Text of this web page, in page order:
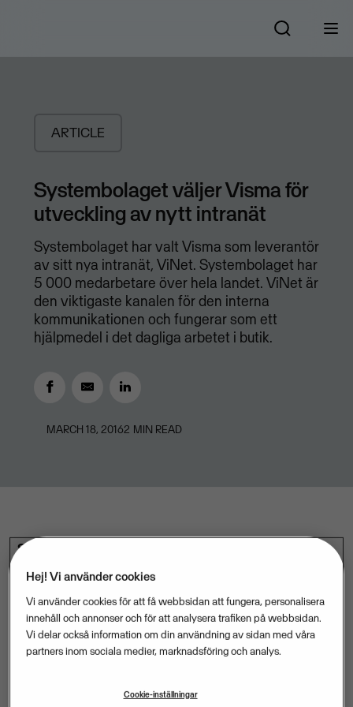
ARTICLE
Systembolaget väljer Visma för
utveckling av nytt intranät
Systembolaget har valt Visma som leverantör
av sitt nya intranät, ViNet. Systembolaget har
5 000 medarbetare över hela landet. ViNet är
den viktigaste kanalen för den interna
kommunikationen och fungerar som ett
hjälpmedel i det dagliga arbetet i butik.
MARCH 18, 20162 MIN READ
Systembolaget har valt Visma som leverantör av sitt
nya intranät, ViNet. Systembolaget har 5 000
medarbetare över hela landet. ViNet är den
viktigaste kanalen för den interna kommunikationen
och fungerar som ett hjälpmedel i det dagliga arbetet i
butik.
– Visma har visat på stor förståelse för vikten av att
Hej! Vi använder cookies
Vi använder cookies för att få webbsidan att fungera, personalisera
innehåll och annonser och för att analysera trafiken på webbsidan.
Vi delar också information om din användning av sidan med våra
partners inom sociala medier, marknadsföring och analys.
Cookie-inställningar